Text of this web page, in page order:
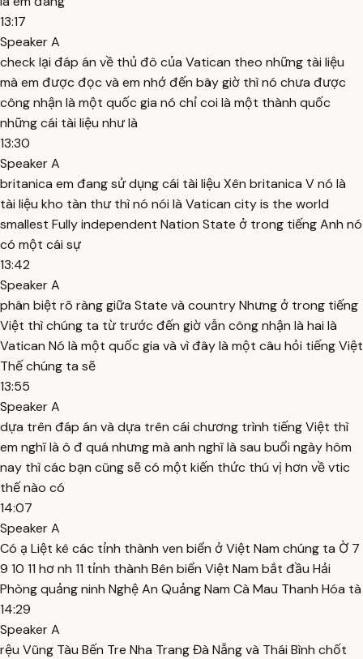
13:17
Speaker A
check lại đáp án về thủ đô của Vatican theo những tài liệu
mà em được đọc và em nhớ đến bây giờ thì nó chưa được
công nhận là một quốc gia nó chỉ coi là một thành quốc
những cái tài liệu như là
13:30
Speaker A
britanica em đang sử dụng cái tài liệu Xên britanica V nó là
tài liệu kho tàn thư thì nó nói là Vatican city is the world
smallest Fully independent Nation State ở trong tiếng Anh nó
có một cái sự
13:42
Speaker A
phân biệt rõ ràng giữa State và country Nhưng ở trong tiếng
Việt thì chúng ta từ trước đến giờ vẫn công nhận là hai là
Vatican Nó là một quốc gia và vì đây là một câu hỏi tiếng Việt
Thế chúng ta sẽ
13:55
Speaker A
dựa trên đáp án và dựa trên cái chương trình tiếng Việt thì
em nghĩ là ô đ quá nhưng mà anh nghĩ là sau buổi ngày hôm
nay thì các bạn cũng sẽ có một kiến thức thú vị hơn về vtic
thế nào có
14:07
Speaker A
Có ạ Liệt kê các tỉnh thành ven biển ở Việt Nam chúng ta Ờ 7
9 10 11 hơ nh 11 tỉnh thành Bên biển Việt Nam bắt đầu Hải
Phòng quảng ninh Nghệ An Quảng Nam Cà Mau Thanh Hóa tà
14:29
Speaker A
rệu Vũng Tàu Bến Tre Nha Trang Đà Nẵng và Thái Bình chốt